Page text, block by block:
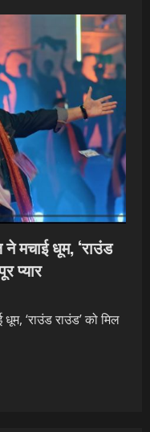
मचाई धूम, ‘राउंड
प्यार
‘राउंड राउंड’ को मिल